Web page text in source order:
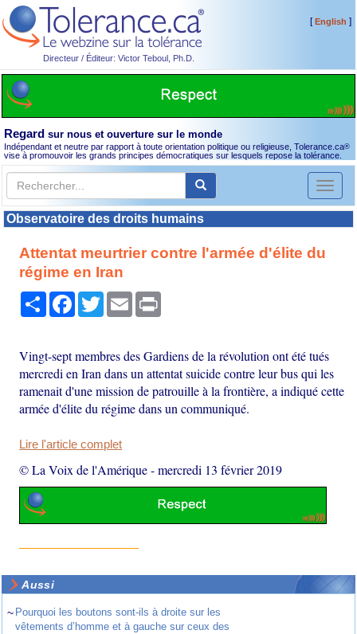
Directeur / Éditeur: Victor Teboul, Ph.D.
[English ]
Regard sur nous et ouverture sur le monde
Indépendant et neutre par rapport à toute orientation politique ou religieuse, Tolerance.ca®
vise à promouvoir les grands principes démocratiques sur lesquels repose la tolérance.
Toggle
Observatoire des droits humains
Attentat meurtrier contre l'armée d'élite du
régime en Iran
PartagerFacebook
TwitterEmail
Vingt-sept membres des Gardiens de la révolution ont été tués
mercredi en Iran dans un attentat suicide contre leur bus qui les
ramenait d'une mission de patrouille à la frontière, a indiqué cette
armée d'élite du régime dans un communiqué.
Lire l'article complet
© La Voix de l'Amérique-mercredi 13 février 2019
Aussi
~ Pourquoi les boutons sont-ils à droite sur les
vêtements d’homme et à gauche sur ceux des